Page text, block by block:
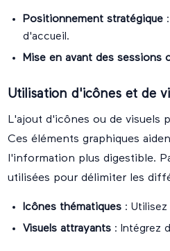
Positionnement stratégique
d'accueil.
Mise en avant des sessions
Utilisation d'icônes et de
L'ajout d'icônes ou de visuels
Ces éléments graphiques
l'information plus digestible.
utilisées pour délimiter les
Icônes thématiques :
Visuels attrayants : Intégrez